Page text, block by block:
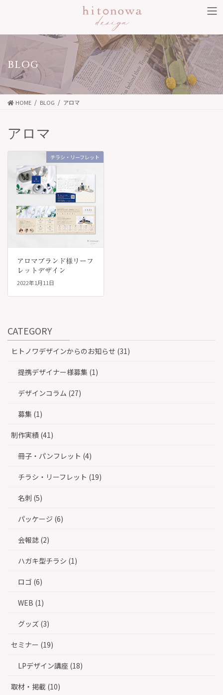
に
動
ョ
に
BLOG
HOME BLOG アロマ
アロマ
チラシ・リーフレット
アロマブランド様リーフ
レットデザイン
2022年1月11日
CATEGORY
ヒトノワデザインからのお知らせ (31)
提携デザイナー様募集 (1)
デザインコラム (27)
募集 (1)
制作実績 (41)
冊子・パンフレット (4)
チラシ・リーフレット (19)
名刺 (5)
パッケージ (6)
会報誌 (2)
ハガキ型チラシ (1)
ロゴ (6)
WEB (1)
グッズ (3)
セミナー (19)
LPデザイン講座 (18)
取材・掲載 (10)